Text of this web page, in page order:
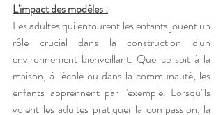
L'impact des modèles :
Les adultes qui entourent les enfants jouent un
rôle crucial dans la construction d'un
environnement bienveillant. Que ce soit à la
maison, à l'école ou dans la communauté, les
enfants apprennent par l'exemple. Lorsqu'ils
voient les adultes pratiquer la compassion, la